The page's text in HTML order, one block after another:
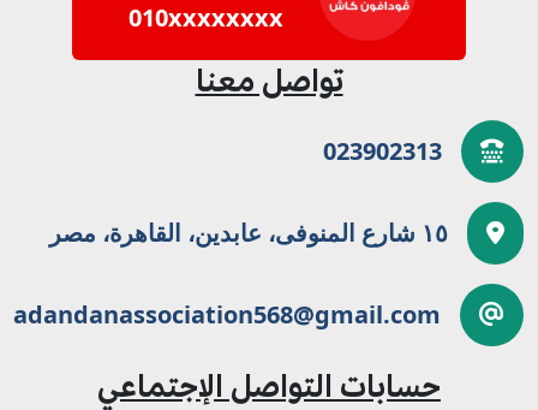
010xxxxxxxx
تواصل معنا
023902313
١٥ شارع المنوفى، عابدين، القاهرة، مصر
adandanassociation568@gmail.com
حسابات التواصل الإجتماعي